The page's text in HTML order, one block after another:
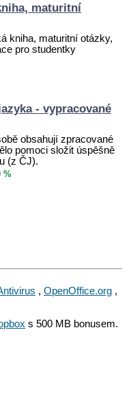
maturitní
kniha, maturitní otázky,
pro studentky
- vypracované
obsahují zpracované
pomoci složit úspěšně
(z ČJ).
%
, OpenOffice.org ,
s 500 MB bonusem.